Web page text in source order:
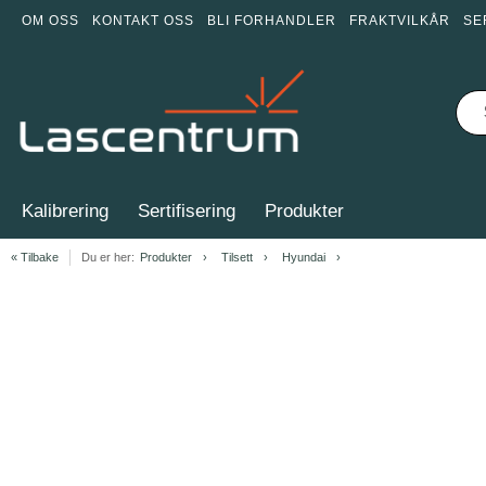
OM OSS KONTAKT OSS BLI FORHANDLER FRAKTVILKÅR
Kalibrering Sertifisering Produkter
« Tilbake Du er her: Produkter Tilsett Hyundai